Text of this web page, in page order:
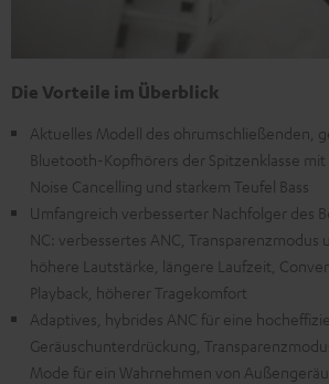
Die Vorteile im Überblick
Aktuelles Modell des ohrumschließenden,
Bluetooth-Kopfhörers der Spitzenklasse
Noise Cancelling und starkem Teufel Bass
Umfangreich verbesserter Nachfolger des
NC: verbessertes ANC, Transparenzmodus
höhere Lautstärke, längere Laufzeit,
Playback, höherer Tragekomfort
Adaptives, hybrides ANC für eine
Geräuschunterdrückung,
Mode für ein Wahrnehmen von